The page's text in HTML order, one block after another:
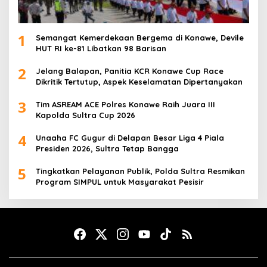
1
Semangat Kemerdekaan Bergema di Konawe, Devile
HUT RI ke-81 Libatkan 98 Barisan
2
Jelang Balapan, Panitia KCR Konawe Cup Race
Dikritik Tertutup, Aspek Keselamatan Dipertanyakan
3
Tim ASREAM ACE Polres Konawe Raih Juara III
Kapolda Sultra Cup 2026
4
Unaaha FC Gugur di Delapan Besar Liga 4 Piala
Presiden 2026, Sultra Tetap Bangga
5
Tingkatkan Pelayanan Publik, Polda Sultra Resmikan
Program SIMPUL untuk Masyarakat Pesisir